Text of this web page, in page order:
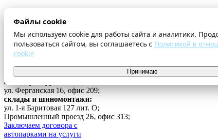
Файлы cookie
Мы используем cookie для работы сайта и аналитики.
пользоваться сайтом, вы соглашаетесь с Политикой в
cookie
Принимаю
Оплата и доставка
Шиномонтаж
Контакты
...
г. Екатеринбург
ул. Ферганская 16, офис 209;
склады и шиномонтажи:
ул. 1-я Баритовая 127 лит. О;
Промышленный проезд 2Б, офис 313;
Заключаем договора с
автопарками на услуги